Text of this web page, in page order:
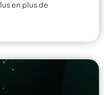
en plus de